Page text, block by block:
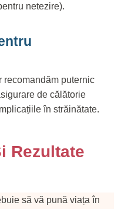
netezire).
recomandăm puternic
de călătorie
în străinătate.
Rezultate
să vă pună viața în